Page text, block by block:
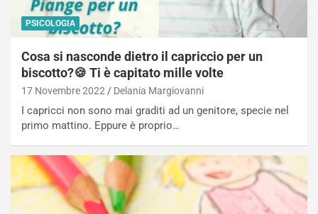
PSICOLOGIA
Cosa si nasconde dietro il capriccio per un
biscotto?🍪 Ti è capitato mille volte
17 Novembre 2022 Delania Margiovanni
I capricci non sono mai graditi ad un genitore, specie nel
primo mattino. Eppure è proprio…